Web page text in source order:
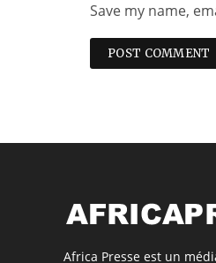
Save my name,
Africa Presse est un